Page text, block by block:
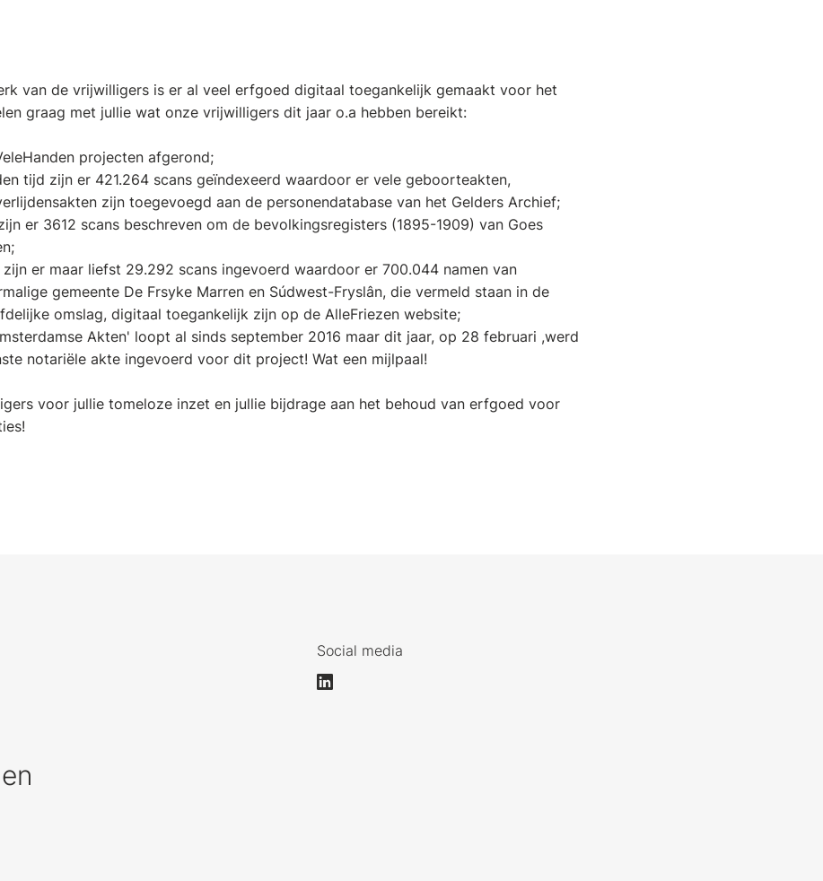
van de vrijwilligers is er al veel erfgoed digitaal toegankelijk gemaakt voor het
graag met jullie wat onze vrijwilligers dit jaar o.a hebben bereikt:
projecten afgerond;
tijd zijn er 421.264 scans geïndexeerd waardoor er vele geboorteakten,
zijn toegevoegd aan de personendatabase van het Gelders Archief;
er 3612 scans beschreven om de bevolkingsregisters (1895-1909) van Goes
zijn er maar liefst 29.292 scans ingevoerd waardoor er 700.044 namen van
gemeente De Frsyke Marren en Súdwest-Fryslân, die vermeld staan in de
omslag, digitaal toegankelijk zijn op de AlleFriezen website;
Akten' loopt al sinds september 2016 maar dit jaar, op 28 februari ,werd
notariële akte ingevoerd voor dit project! Wat een mijlpaal!
voor jullie tomeloze inzet en jullie bijdrage aan het behoud van erfgoed voor
Social media